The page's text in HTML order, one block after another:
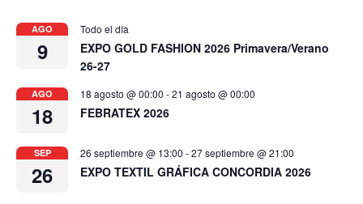
AGO
9
Todo el día
EXPO GOLD FASHION 2026 Primavera/Verano
26-27
AGO
18
18 agosto @ 00:00 -21 agosto @ 00:00
FEBRATEX 2026
SEP
26
26 septiembre @ 13:00 -27 septiembre @ 21:00
EXPO TEXTIL GRÁFICA CONCORDIA 2026